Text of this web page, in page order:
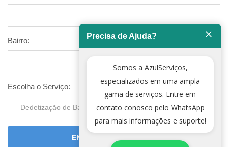
Bairro:
Escolha o Serviço:
ENVIAR SOLICITAÇÃO
Precisa de Ajuda?
Somos a AzulServiços,
especializados em uma ampla
gama de serviços. Entre em
contato conosco pelo WhatsApp
para mais informações e suporte!